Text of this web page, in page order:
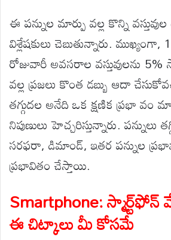
ఈ పన్నుల మార్పు వల్ల కొన్ని
విశ్లేషకులు చెబుతున్నారు.
రోజువారీ అవసరాల వస్తువులను
వల్ల ప్రజలు కొంత డబ్బు ఆదా
తగ్గుదల అనేది ఒక క్షణిక ప్రభా వం
నిపుణులు హెచ్చరిస్తున్నారు.
సరఫరా, డిమాండ్, ఇతర పన్నుల
ప్రభావితం చేస్తాయి.
Smartphone: స్మార్ట్‌ఫోన్
ఈ చిట్కాలు మీ కోసమే